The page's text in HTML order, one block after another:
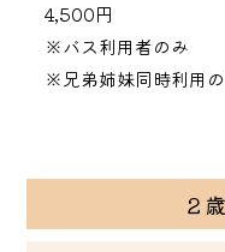
4,500円
※バス利用者のみ
※兄弟姉妹同時利用
２